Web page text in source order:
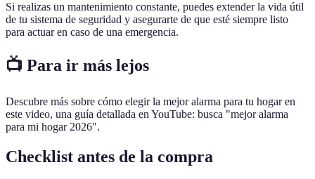
Si realizas un mantenimiento constante, puedes extender la vida útil
de tu sistema de seguridad y asegurarte de que esté siempre listo
para actuar en caso de una emergencia.
📺 Para ir más lejos
Descubre más sobre cómo elegir la mejor alarma para tu hogar en
este video, una guía detallada en YouTube: busca "mejor alarma
para mi hogar 2026".
Checklist antes de la compra